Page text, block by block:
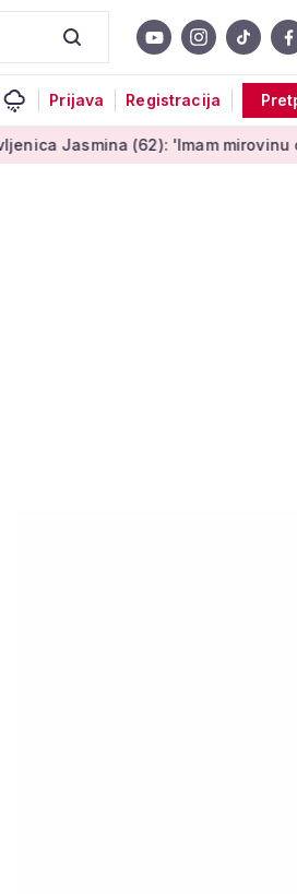
Prijava Registracija
(62): 'Imam mirovinu od 290 eura, a